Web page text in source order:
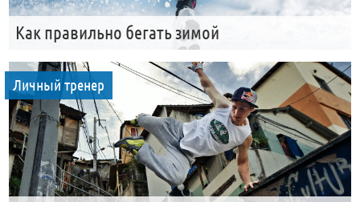
Как правильно бегать зимой
Личный тренер